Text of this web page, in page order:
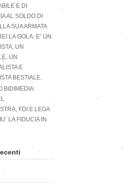
E DI
AL SOLDO DI
SUA ARMATA
LA GOLA: E’ UN
UN
UN
E
BESTIALE.
BIDIMEDIA:
FDI E LEGA
LA FIDUCIA IN